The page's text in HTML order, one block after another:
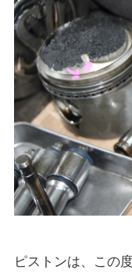
ピストンは、この